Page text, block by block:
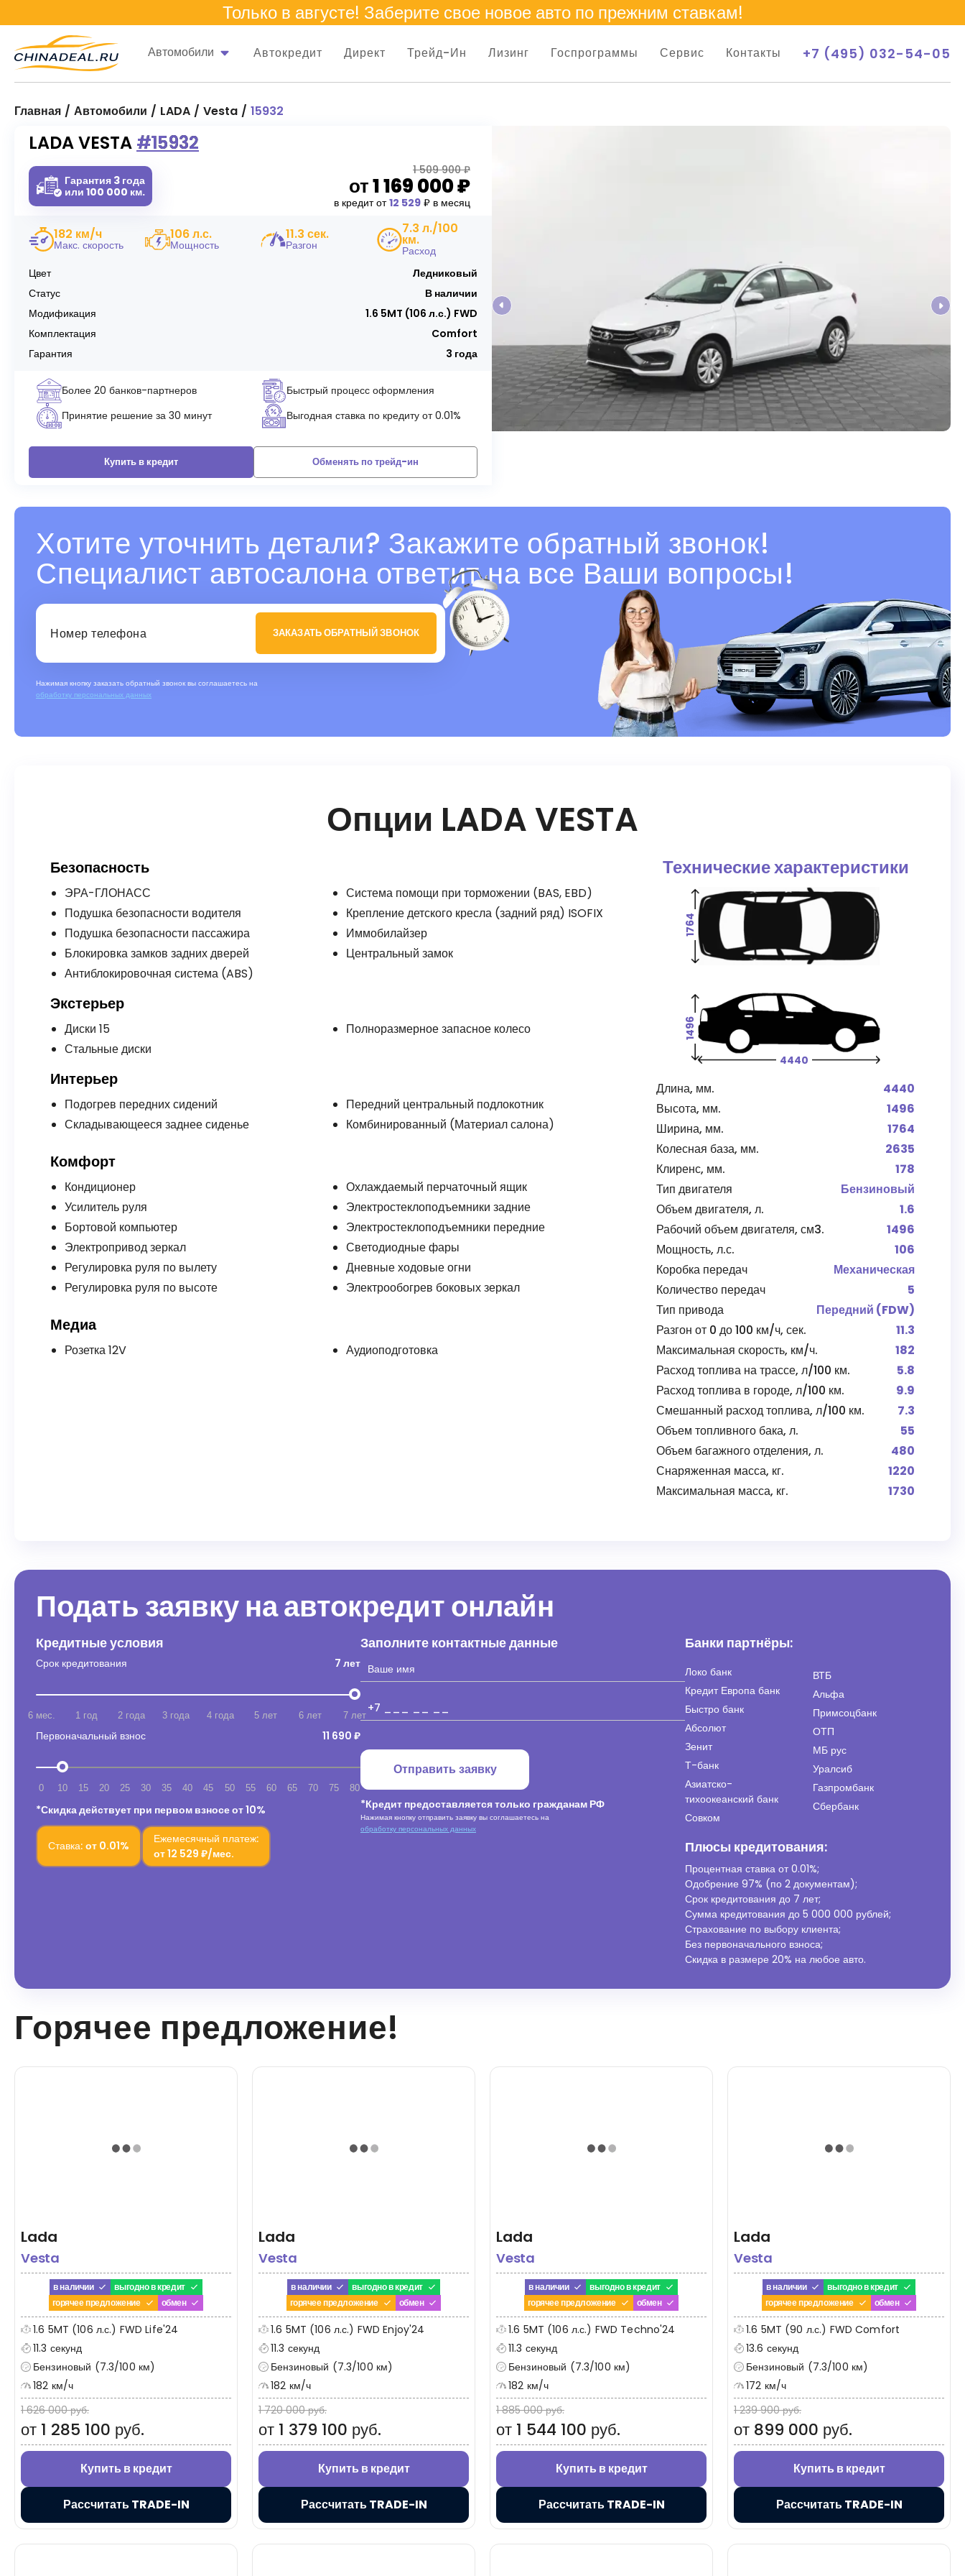
Только в августе! Заберите свое новое авто по прежним ставкам!
Автомобили Автокредит Директ Трейд-Ин Лизинг Госпрограммы Сервис Контакты +7 (495) 032-54-05
Главная Автомобили LADA Vesta 15932
LADA VESTA #15932
Гарантия 3 года
или 100 000 км.
1 509 900 ₽
от1 169 000₽
в кредит от12 529 ₽ в месяц
182 км/ч
Макс. скорость
106 л.с.
Мощность
11.3 сек.
Разгон
7.3 л./100
км.
Расход
Цвет
Ледниковый
Статус
В наличии
Модификация
1.6 5MT (106 л.с.) FWD
Комплектация
Comfort
Гарантия
3 года
Более 20 банков-партнеров
Быстрый процесс оформления
Принятие решение за 30 минут
Выгодная ставка по кредиту от 0.01%
Купить в кредит Обменять по трейд-ин
Хотите уточнить детали? Закажите обратный звонок!
Специалист автосалона ответит на все Ваши вопросы!
ЗАКАЗАТЬ ОБРАТНЫЙ ЗВОНОК
Нажимая кнопку заказать обратный звонок вы соглашаетесь на
обработку персональных данных
Опции LADA VESTA
Безопасность
ЭРА-ГЛОНАСС
Подушка безопасности водителя
Подушка безопасности пассажира
Блокировка замков задних дверей
Антиблокировочная система (ABS)
Система помощи при торможении (BAS, EBD)
Крепление детского кресла (задний ряд) ISOFIX
Иммобилайзер
Центральный замок
Экстерьер
Диски 15
Стальные диски
Полноразмерное запасное колесо
Интерьер
Подогрев передних сидений
Складывающееся заднее сиденье
Передний центральный подлокотник
Комбинированный (Материал салона)
Комфорт
Кондиционер
Усилитель руля
Бортовой компьютер
Электропривод зеркал
Регулировка руля по вылету
Регулировка руля по высоте
Охлаждаемый перчаточный ящик
Электростеклоподъемники задние
Электростеклоподъемники передние
Светодиодные фары
Дневные ходовые огни
Электрообогрев боковых зеркал
Медиа
Розетка 12V Аудиоподготовка
Технические характеристики
4440
1496
1764
Длина, мм.
4440
Высота, мм.
1496
Ширина, мм.
1764
Колесная база, мм.
2635
Клиренс, мм.
178
Тип двигателя
Бензиновый
Объем двигателя, л.
1.6
Рабочий объем двигателя, см3.
1496
Мощность, л.с.
106
Коробка передач
Механическая
Количество передач
5
Тип привода
Передний (FDW)
Разгон от 0 до 100 км/ч, сек.
11.3
Максимальная скорость, км/ч.
182
Расход топлива на трассе, л/100 км.
5.8
Расход топлива в городе, л/100 км.
9.9
Смешанный расход топлива, л/100 км.
7.3
Объем топливного бака, л.
55
Объем багажного отделения, л.
480
Снаряженная масса, кг.
1220
Максимальная масса, кг.
1730
Подать заявку на автокредит онлайн
Кредитные условия
Срок кредитования 7 лет
6 мес. 1 год 2 года 3 года 4 года 5 лет 6 лет 7 лет
Первоначальный взнос 11 690 ₽
0 10 15 20 25 30 35 40 45 50 55 60 65 70 75 80
*Скидка действует при первом взносе от 10%
Ставка: от 0.01%
Ежемесячный платеж:
от12 529 ₽/мес.
Заполните контактные данные
Отправить заявку
*Кредит предоставляется только гражданам РФ
Нажимая кнопку отправить заявку вы соглашаетесь на
обработку персональных данных
Банки партнёры:
Локо банк
Кредит Европа банк
Быстро банк
Абсолют
Зенит
Т-банк
Азиатско-
тихоокеанский банк
Совком
ВТБ
Альфа
Примсоцбанк
ОТП
МБ рус
Уралсиб
Газпромбанк
Сбербанк
Плюсы кредитования:
Процентная ставка от0.01%;
Одобрение 97% (по 2 документам);
Срок кредитования до 7 лет;
Сумма кредитования до 5 000 000 рублей;
Страхование по выбору клиента;
Без первоначального взноса;
Скидка в размере 20% на любое авто.
Горячее предложение!
Lada
Vesta
в наличии
выгодно в кредит
горячее предложение
обмен
1.6 5MT (106 л.с.) FWD Life'24
11.3 секунд
Бензиновый (7.3/100 км)
182 км/ч
1 626 000 руб.
от 1 285 100 руб.
Купить в кредит
Рассчитать TRADE-IN
Lada
Vesta
в наличии
выгодно в кредит
горячее предложение
обмен
1.6 5MT (106 л.с.) FWD Enjoy'24
11.3 секунд
Бензиновый (7.3/100 км)
182 км/ч
1 720 000 руб.
от 1 379 100 руб.
Купить в кредит
Рассчитать TRADE-IN
Lada
Vesta
в наличии
выгодно в кредит
горячее предложение
обмен
1.6 5MT (106 л.с.) FWD Techno'24
11.3 секунд
Бензиновый (7.3/100 км)
182 км/ч
1 885 000 руб.
от 1 544 100 руб.
Купить в кредит
Рассчитать TRADE-IN
Lada
Vesta
в наличии
выгодно в кредит
горячее предложение
обмен
1.6 5MT (90 л.с.) FWD Comfort
13.6 секунд
Бензиновый (7.3/100 км)
172 км/ч
1 239 900 руб.
от 899 000 руб.
Купить в кредит
Рассчитать TRADE-IN